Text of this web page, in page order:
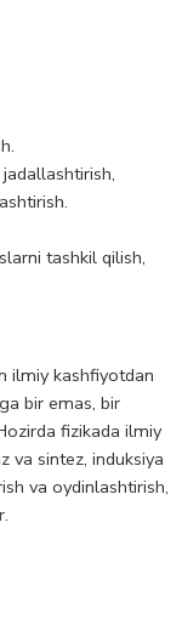
jadallashtirish,
tashkil qilish,
ilmiy kashfiyotdan
bir emas, bir
fizikada ilmiy
va sintez, induksiya
va oydinlashtirish,